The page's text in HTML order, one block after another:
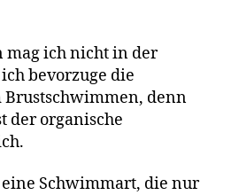
mag ich nicht in der
bevorzuge die
denn
der organische
Schwimmart, die nur